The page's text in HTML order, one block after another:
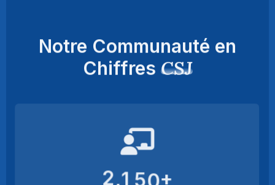
Notre Communauté en
Chiffres CSJ
2,1 50+